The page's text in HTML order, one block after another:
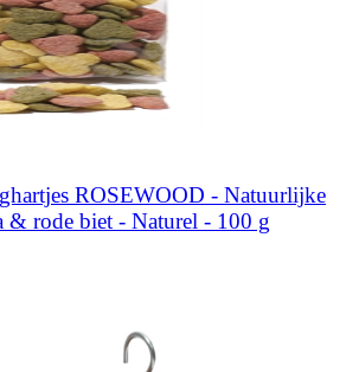
ROSEWOOD - Natuurlijke
& rode biet - Naturel - 100 g